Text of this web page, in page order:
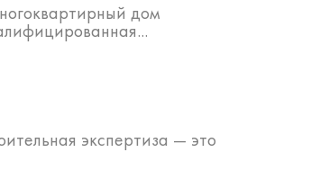
дом
экспертиза — это